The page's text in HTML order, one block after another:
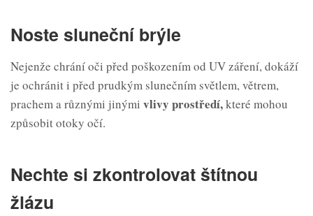
Noste sluneční brýle
Nejenže chrání oči před poškozením od UV záření, dokáží
je ochránit i před prudkým slunečním světlem, větrem,
prachem a různými jinými vlivy prostředí,které mohou
způsobit otoky očí.
Nechte si zkontrolovat štítnou
žlázu